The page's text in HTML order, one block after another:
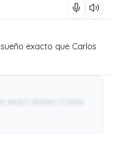
sueño exacto que Carlos